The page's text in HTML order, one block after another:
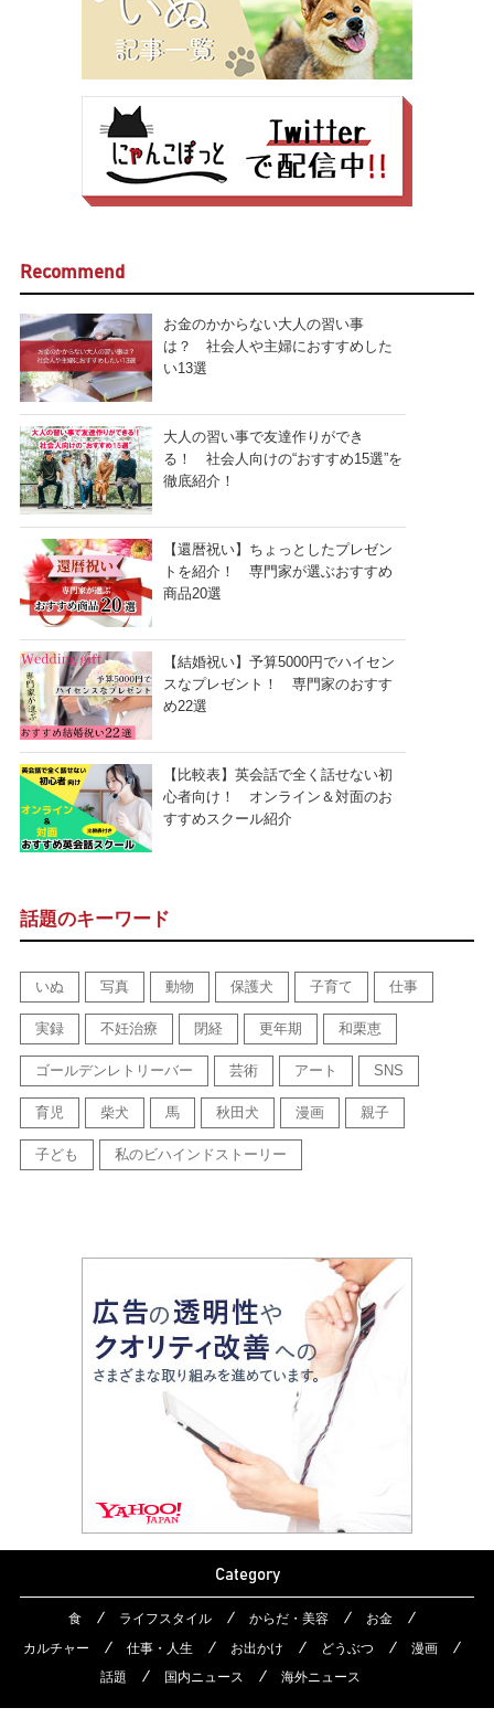
Recommend
お金のかからない大人の習い事
は？ 社会人や主婦におすすめした
い13選
大人の習い事で友達作りができ
る！ 社会人向けの“おすすめ15選”を
徹底紹介！
【還暦祝い】ちょっとしたプレゼン
トを紹介！ 専門家が選ぶおすすめ
商品20選
【結婚祝い】予算5000円でハイセン
スなプレゼント！ 専門家のおすす
め22選
【比較表】英会話で全く話せない初
心者向け！ オンライン＆対面のお
すすめスクール紹介
話題のキーワード
いぬ 写真 動物 保護犬 子育て 仕事
実録 不妊治療 閉経 更年期 和栗恵
ゴールデンレトリーバー 芸術 アート SNS
育児 柴犬 馬 秋田犬 漫画 親子
子ども 私のビハインドストーリー
Category
食 ライフスタイル からだ・美容
お金
カルチャー
仕事・人生 お出かけ どうぶつ
漫画
話題
国内ニュース 海外ニュース